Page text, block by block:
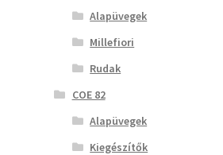
Alapüvegek
Millefiori
Rudak
COE 82
Alapüvegek
Kiegészítők